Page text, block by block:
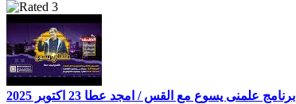
برنامج علمنى يسوع مع القس / امجد عطا 23 اكتوبر 2025